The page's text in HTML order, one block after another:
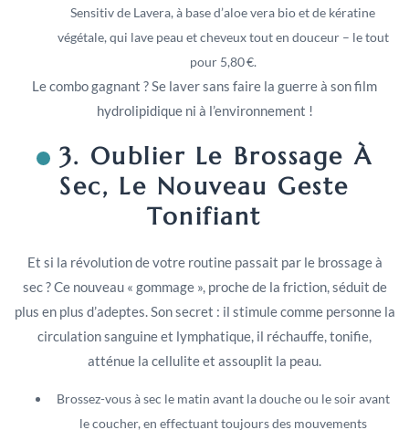
Sensitiv de Lavera, à base d’aloe vera bio et de kératine
végétale, qui lave peau et cheveux tout en douceur – le tout
pour 5,80 €.
Le combo gagnant ? Se laver sans faire la guerre à son film
hydrolipidique ni à l’environnement !
3. Oublier Le Brossage À
Sec, Le Nouveau Geste
Tonifiant
Et si la révolution de votre routine passait par le brossage à
sec ? Ce nouveau « gommage », proche de la friction, séduit de
plus en plus d’adeptes. Son secret : il stimule comme personne la
circulation sanguine et lymphatique, il réchauffe, tonifie,
atténue la cellulite et assouplit la peau.
Brossez-vous à sec le matin avant la douche ou le soir avant
le coucher, en effectuant toujours des mouvements